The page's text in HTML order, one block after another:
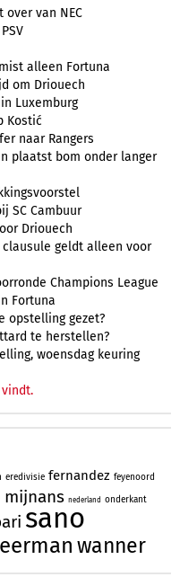
van NEC
alleen Fortuna
om Driouech
Luxemburg
Kostić
naar Rangers
plaatst bom onder langer
SC Cambuur
Driouech
geldt alleen voor
Champions League
Fortuna
opstelling gezet?
te herstellen?
woensdag keuring
eredivisie fernandez feyenoord
mijnans nederland onderkant
sano
wanner